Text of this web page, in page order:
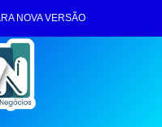
NOVA VERSÃO